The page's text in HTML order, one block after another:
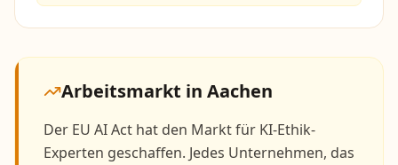
Arbeitsmarkt in Aachen
Der EU AI Act hat den Markt für KI-Ethik-
Experten geschaffen. Jedes Unternehmen, das